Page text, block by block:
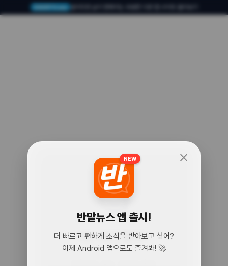
🧐
어? 여기 맞아?
close
NEW
반말뉴스 앱 출시!
더 빠르고 편하게 소식을 받아보고 싶어?
이제 Android 앱으로도 즐겨봐! 🚀